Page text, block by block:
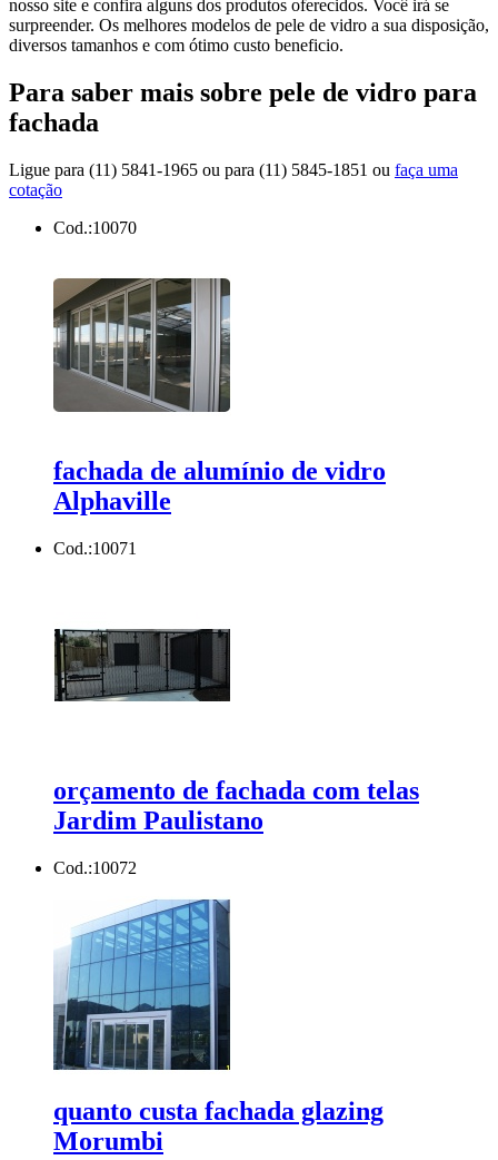
nosso site e confira alguns dos produtos oferecidos. Você irá se
surpreender. Os melhores modelos de pele de vidro a sua disposição,
diversos tamanhos e com ótimo custo beneficio.
Para saber mais sobre pele de vidro para
fachada
Ligue para (11) 5841-1965 ou para (11) 5845-1851 ou faça uma
cotação
Cod.:10070
fachada de alumínio de vidro
Alphaville
Cod.:10071
orçamento de fachada com telas
Jardim Paulistano
Cod.:10072
quanto custa fachada glazing
Morumbi